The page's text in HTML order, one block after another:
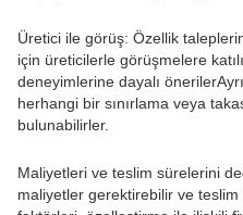
Üretici ile görüş: Özellik
için üreticilerle görüşmelere
deneyimlerine dayalı
herhangi bir sınırlama veya
bulunabilirler.
Maliyetleri ve teslim sürelerini
maliyetler gerektirebilir ve